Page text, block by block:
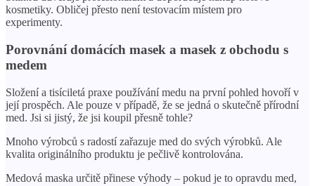
kosmetiky. Obličej přesto není testovacím místem pro
experimenty.
Porovnání domácích masek a masek z obchodu s
medem
Složení a tisíciletá praxe používání medu na první pohled hovoří v
její prospěch. Ale pouze v případě, že se jedná o skutečně přírodní
med. Jsi si jistý, že jsi koupil přesně tohle?
Mnoho výrobců s radostí zařazuje med do svých výrobků. Ale
kvalita originálního produktu je pečlivě kontrolována.
Medová maska ​​určitě přinese výhody – pokud je to opravdu med,